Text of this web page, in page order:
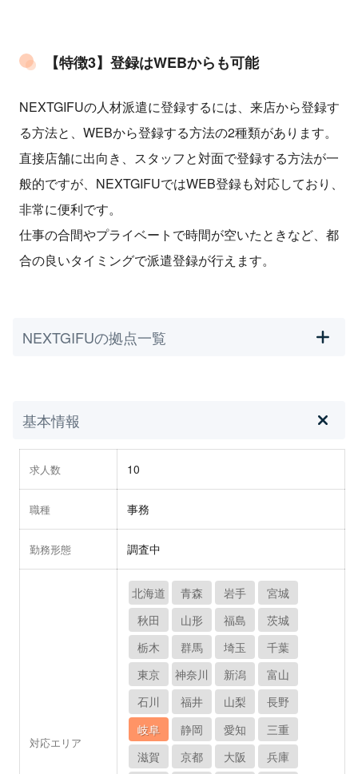
【特徴3】登録はWEBからも可能
NEXTGIFUの人材派遣に登録するには、来店から登録す
る方法と、WEBから登録する方法の2種類があります。
直接店舗に出向き、スタッフと対面で登録する方法が一
般的ですが、NEXTGIFUではWEB登録も対応しており、
非常に便利です。
仕事の合間やプライベートで時間が空いたときなど、都
合の良いタイミングで派遣登録が行えます。
NEXTGIFUの拠点一覧
基本情報
求人数 10
職種 事務
勤務形態 調査中
対応エリア
北海道 青森 岩手
宮城
秋田
山形 福島
茨城
栃木
群馬 埼玉
千葉
東京
神奈川 新潟
富山
石川
福井 山梨
長野
岐阜
静岡 愛知
三重
滋賀
京都 大阪
兵庫